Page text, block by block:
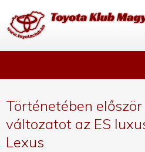
Történetében
változatot az ES
Lexus